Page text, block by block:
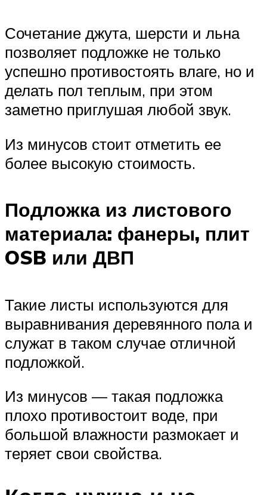
Сочетание джута, шерсти и льна
позволяет подложке не только
успешно противостоять влаге, но и
делать пол теплым, при этом
заметно приглушая любой звук.
Из минусов стоит отметить ее
более высокую стоимость.
Подложка из листового
материала: фанеры, плит
OSB или ДВП
Такие листы используются для
выравнивания деревянного пола и
служат в таком случае отличной
подложкой.
Из минусов — такая подложка
плохо противостоит воде, при
большой влажности размокает и
теряет свои свойства.